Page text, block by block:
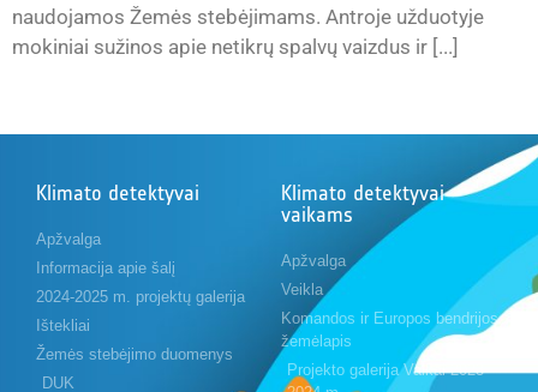
naudojamos Žemės stebėjimams. Antroje užduotyje
mokiniai sužinos apie netikrų spalvų vaizdus ir [...]
Klimato detektyvai
Apžvalga
Informacija apie šalį
2024-2025 m. projektų galerija
Ištekliai
Žemės stebėjimo duomenys
DUK
Klimato detektyvai
vaikams
Apžvalga
Veikla
Komandos ir Europos bendrijos
žemėlapis
Projekto galerija Vaikai 2023-